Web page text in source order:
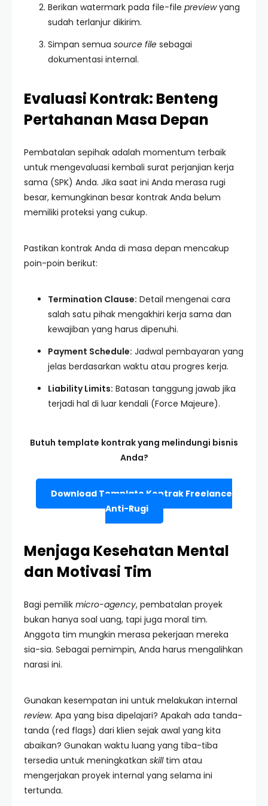
Berikan watermark pada file-file previewyang
sudah terlanjur dikirim.
Simpan semua source file sebagai
dokumentasi internal.
Evaluasi Kontrak: Benteng
Pertahanan Masa Depan
Pembatalan sepihak adalah momentum terbaik
untuk mengevaluasi kembali surat perjanjian kerja
sama (SPK) Anda. Jika saat ini Anda merasa rugi
besar, kemungkinan besar kontrak Anda belum
memiliki proteksi yang cukup.
Pastikan kontrak Anda di masa depan mencakup
poin-poin berikut:
Termination Clause: Detail mengenai cara
salah satu pihak mengakhiri kerja sama dan
kewajiban yang harus dipenuhi.
Payment Schedule: Jadwal pembayaran yang
jelas berdasarkan waktu atau progres kerja.
Liability Limits: Batasan tanggung jawab jika
terjadi hal di luar kendali (Force Majeure).
Butuh template kontrak yang melindungi bisnis
Anda?
Download Template Kontrak Freelance
Anti-Rugi
Menjaga Kesehatan Mental
dan Motivasi Tim
Bagi pemilik micro-agency, pembatalan proyek
bukan hanya soal uang, tapi juga moral tim.
Anggota tim mungkin merasa pekerjaan mereka
sia-sia. Sebagai pemimpin, Anda harus mengalihkan
narasi ini.
Gunakan kesempatan ini untuk melakukan internal
review. Apa yang bisa dipelajari? Apakah ada tanda-
tanda (red flags) dari klien sejak awal yang kita
abaikan? Gunakan waktu luang yang tiba-tiba
tersedia untuk meningkatkan skilltim atau
mengerjakan proyek internal yang selama ini
tertunda.